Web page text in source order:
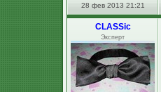
28 фев 2013 21:21
CLASSic
Эксперт